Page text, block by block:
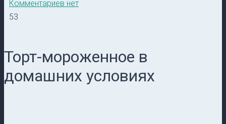
Комментариев нет
53
Торт-мороженное в
домашних условиях